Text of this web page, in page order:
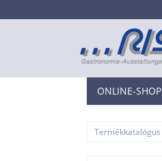
ONLINE-SHOP
Termékkatalógus